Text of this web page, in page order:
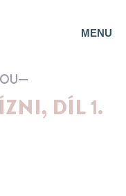
MENU
DÍL 1.